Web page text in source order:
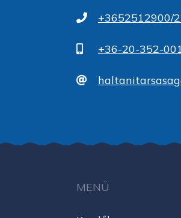
+3652512900/
+36-20-352-
MENÜ